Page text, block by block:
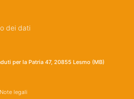
dei dati
per la Patria 47, 20855 Lesmo (MB)
Note legali